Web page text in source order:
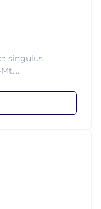
singulus